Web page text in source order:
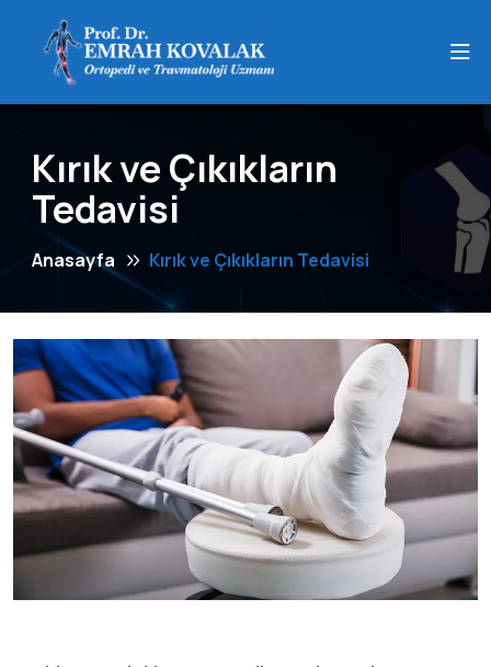
Kırık ve Çıkıkların
Tedavisi
Anasayfa Kırık ve Çıkıkların Tedavisi